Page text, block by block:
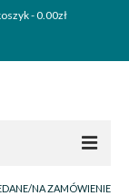
-0.00zł
NA ZAMÓWIENIE